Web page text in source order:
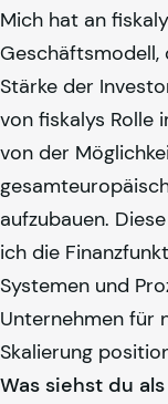
Mich hat an fiskaly
Geschäftsmodell,
Stärke der
von fiskalys Rolle
von der
aufzubauen.
ich die
Systemen und
Unternehmen für
Skalierung
Was siehst du